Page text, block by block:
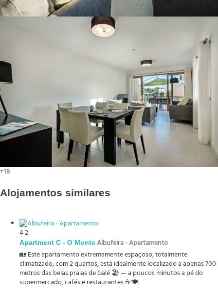
+18
Alojamentos similares
42
Apartment C - O MonteAlbufeira -Apartamento
🏡 Este apartamento extremamente espaçoso, totalmente
climatizado, com 2 quartos, está idealmente localizado a apenas 700
metros das belas praias de Galé 🏖️ — a poucos minutos a pé do
supermercado, cafés e restaurantes ☕🍽️.